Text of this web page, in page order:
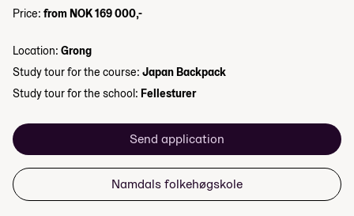
Price: from NOK 169 000,-
Location: Grong
Study tour for the course: Japan Backpack
Study tour for the school: Fellesturer
Send application
Namdals folkehøgskole